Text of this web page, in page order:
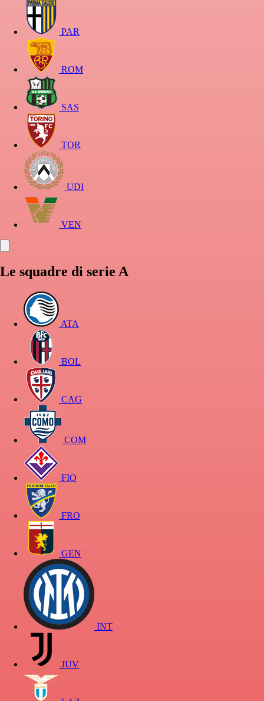
PAR
ROM
SAS
TOR
UDI
VEN
Le squadre di serie A
ATA
BOL
CAG
COM
FIO
FRO
GEN
INT
JUV